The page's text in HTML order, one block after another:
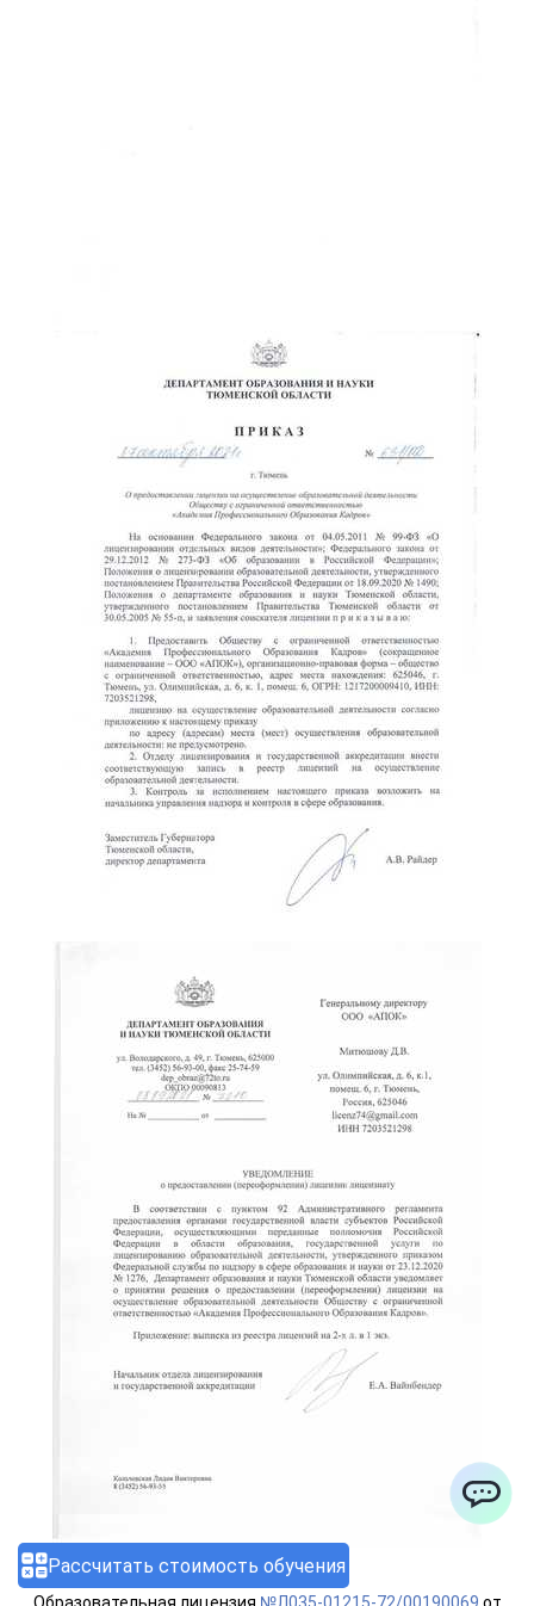
Рассчитать стоимость обучения
Образовательная лицензия №Л035-01215-72/00190069 от
online
Мессенджеры
Свяжитесь с нами через любой удобный мессенджер!
Telegram WhatsApp
Vkontakte EMail
Max